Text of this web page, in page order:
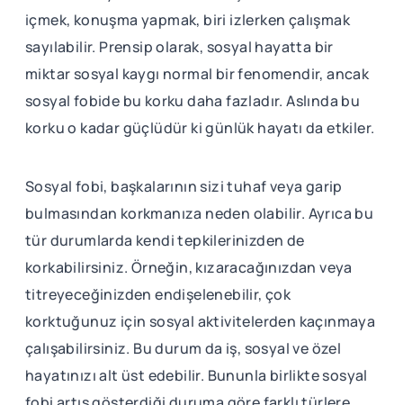
içmek, konuşma yapmak, biri izlerken çalışmak
sayılabilir. Prensip olarak, sosyal hayatta bir
miktar sosyal kaygı normal bir fenomendir, ancak
sosyal fobide bu korku daha fazladır. Aslında bu
korku o kadar güçlüdür ki günlük hayatı da etkiler.
Sosyal fobi, başkalarının sizi tuhaf veya garip
bulmasından korkmanıza neden olabilir. Ayrıca bu
tür durumlarda kendi tepkilerinizden de
korkabilirsiniz. Örneğin, kızaracağınızdan veya
titreyeceğinizden endişelenebilir, çok
korktuğunuz için sosyal aktivitelerden kaçınmaya
çalışabilirsiniz. Bu durum da iş, sosyal ve özel
hayatınızı alt üst edebilir. Bununla birlikte sosyal